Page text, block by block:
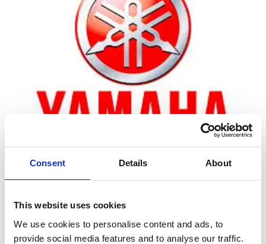
Consent Details About
This website uses cookies
We use cookies to personalise content and ads, to
provide social media features and to analyse our traffic.
Leveringstid er 5-6 dag(e)